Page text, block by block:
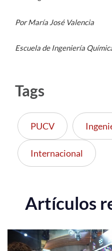
Por María José Valencia
Escuela de Ingeniería
Tags
PUCV
Internacional
Artículos